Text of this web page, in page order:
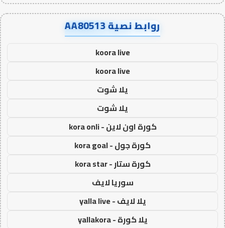
روابط نصية AA80513
koora live
koora live
يلا شوت
يلا شوت
كورة اون لاين - kora onli
كورة جول - kora goal
كورة ستار - kora star
سوريا لايف
يلا لايف - yalla live
يلا كورة - yallakora